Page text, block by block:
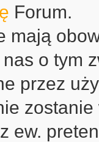
Forum.
mają
o tym
przez
ew.